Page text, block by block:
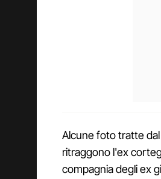
Alcune foto tratte
ritraggono l'ex
compagnia degli ex